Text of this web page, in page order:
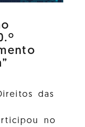
das
no